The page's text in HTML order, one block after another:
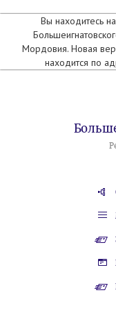
Вы находитесь
Мордовия. Новая
находится по